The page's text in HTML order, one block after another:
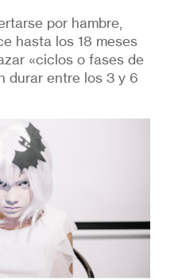
por hambre,
hasta los 18 meses
«ciclos o fases de
durar entre los 3 y 6